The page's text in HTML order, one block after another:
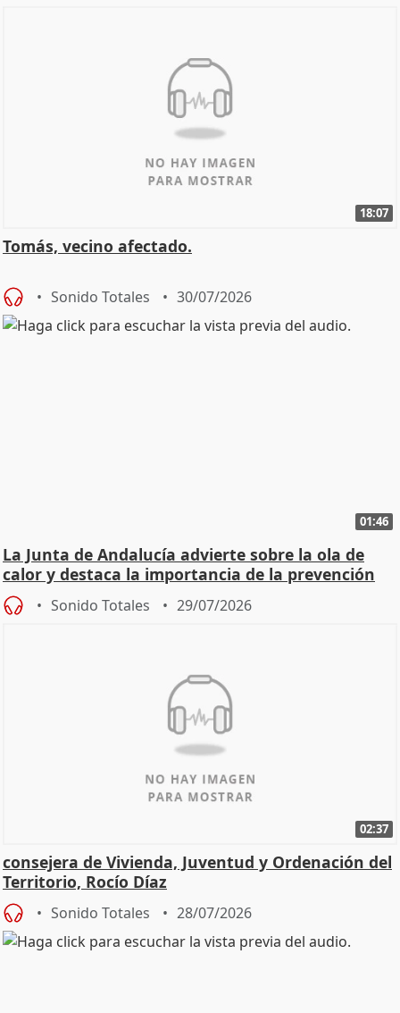
18:07
Tomás, vecino afectado.
Sonido Totales 30/07/2026
01:46
La Junta de Andalucía advierte sobre la ola de
calor y destaca la importancia de la prevención
Sonido Totales 29/07/2026
02:37
consejera de Vivienda, Juventud y Ordenación del
Territorio, Rocío Díaz
Sonido Totales 28/07/2026